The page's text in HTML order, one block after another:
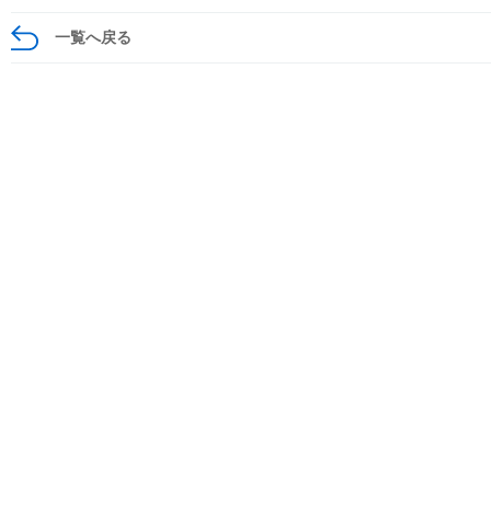
一覧へ戻る